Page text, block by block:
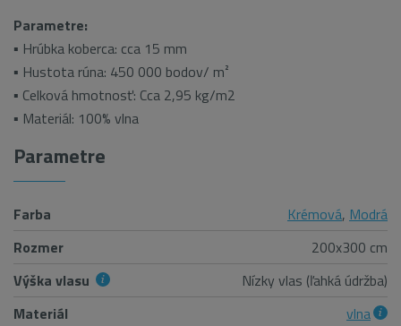
Parametre:
▪ Hrúbka koberca: cca 15 mm
▪ Hustota rúna: 450 000 bodov/ m²
▪ Celková hmotnosť: Cca 2,95 kg/m2
▪ Materiál: 100% vlna
Parametre
Farba Krémová, Modrá
Rozmer
200x300 cm
Výška vlasu
Nízky vlas (ľahká údržba)
Materiál
vlna